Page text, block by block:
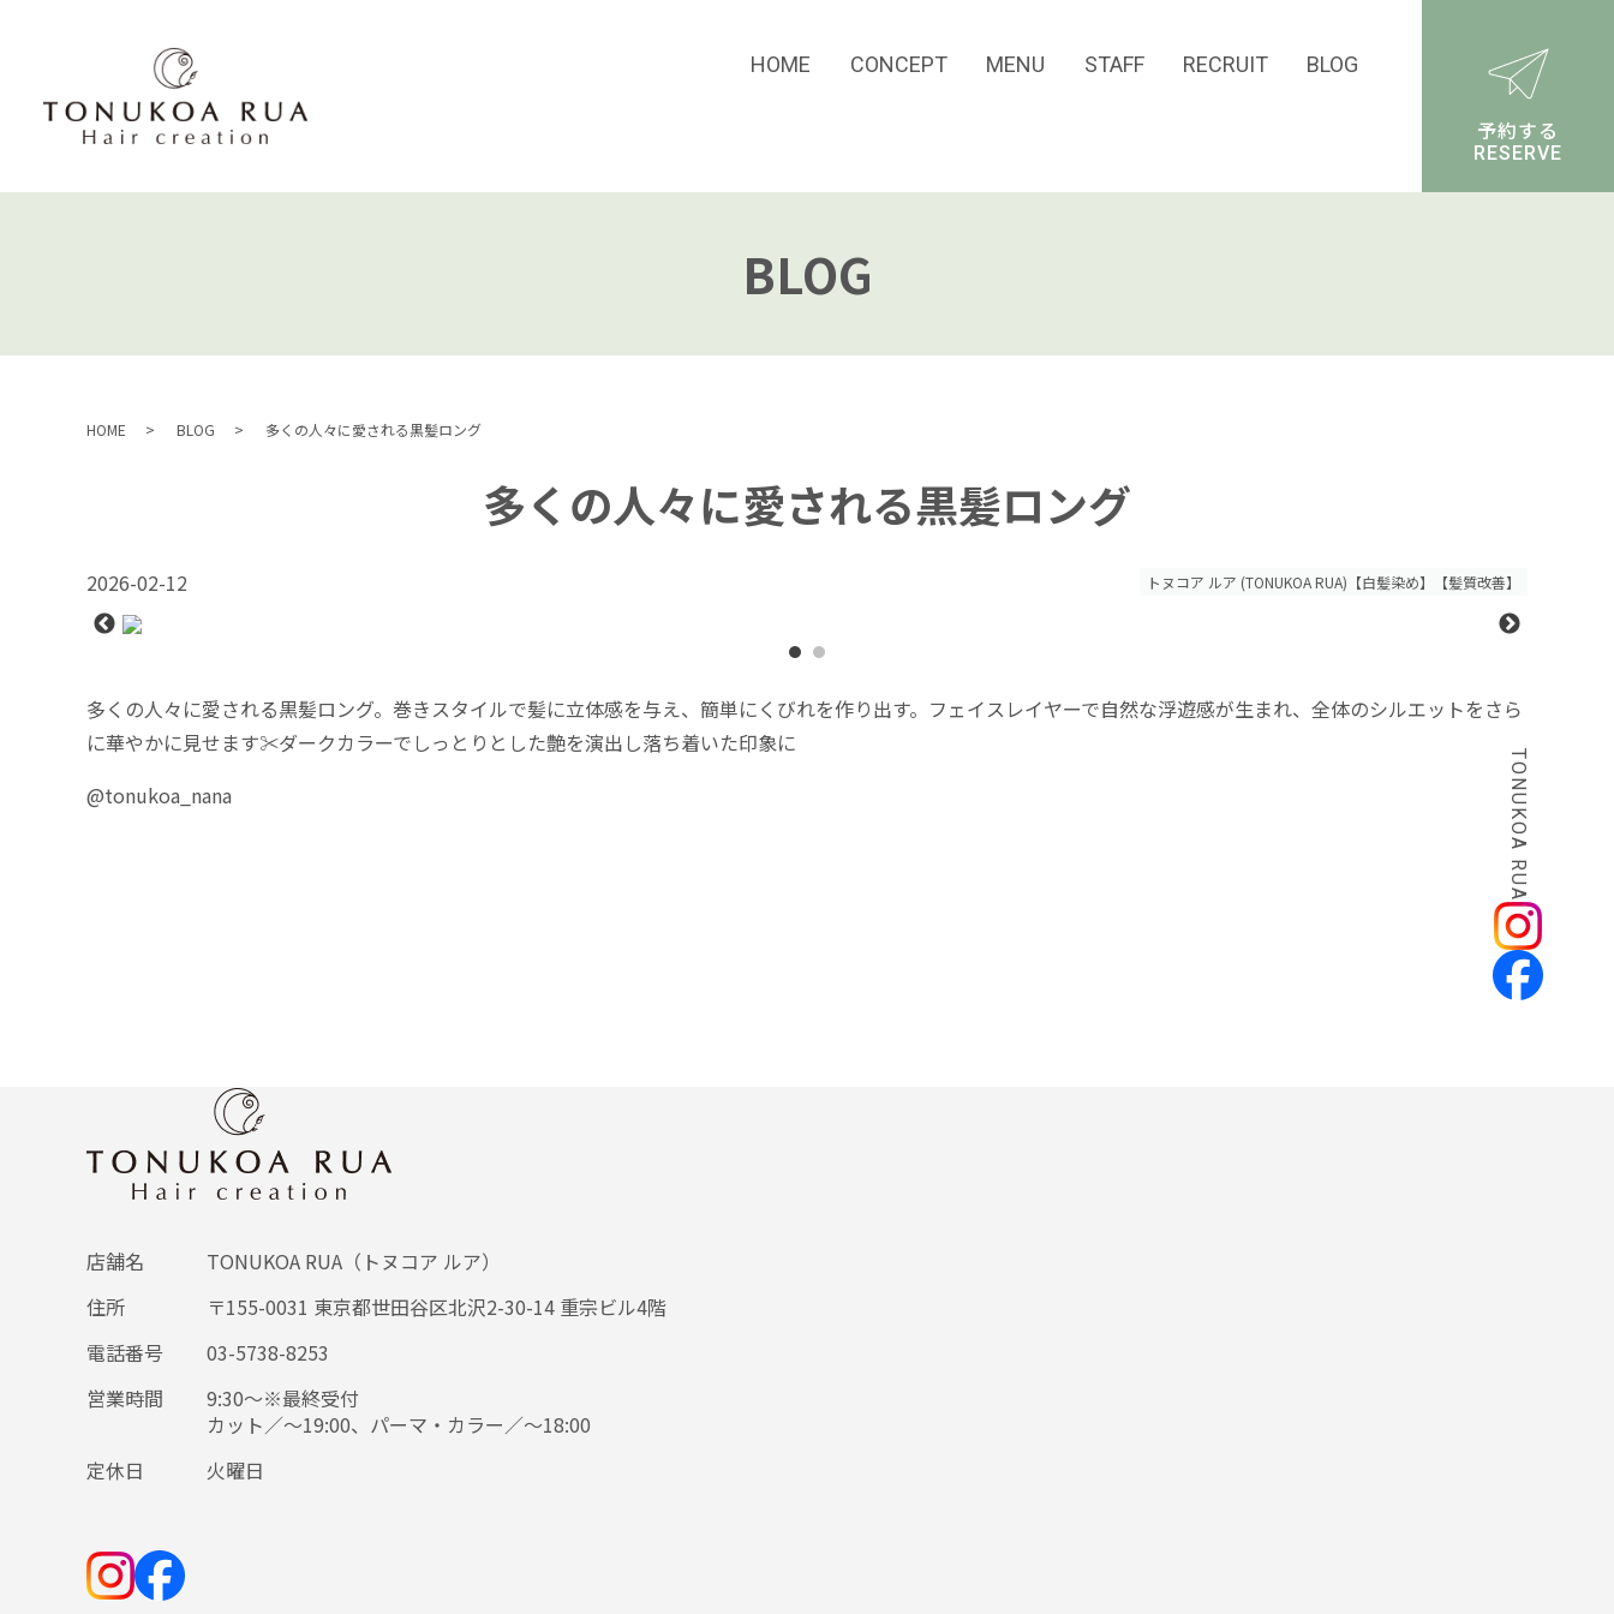
HOME CONCEPT MENU STAFF RECRUIT BLOG
予約する
RESERVE
BLOG
HOME BLOG 多くの人々に愛される黒髪ロング
多くの人々に愛される黒髪ロング
2026-02-12 トヌコア ルア (TONUKOA RUA)【白髪染め】【髪質改善】
多くの人々に愛される黒髪ロング。巻きスタイルで髪に立体感を与え、簡単にくびれを作り出す。フェイスレイヤーで自然な浮遊感が生まれ、全体のシルエットをさら
に華やかに見せます✂️ダークカラーでしっとりとした艶を演出し落ち着いた印象に
@tonukoa_nana
店舗名
TONUKOA RUA（トヌコア ルア）
住所
〒155-0031 東京都世田谷区北沢2-30-14 重宗ビル4階
電話番号
03-5738-8253
営業時間
9:30～※最終受付
カット／～19:00、パーマ・カラー／～18:00
定休日
火曜日
TONUKOA RUA